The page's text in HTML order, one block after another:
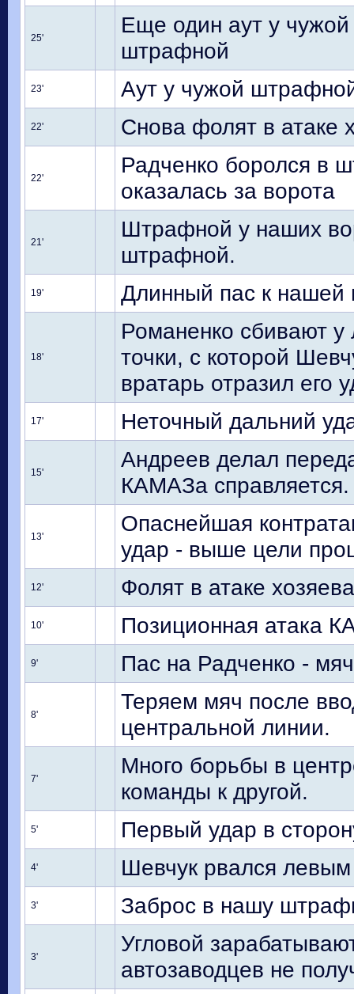
25'
Еще один аут у
штрафной
23' Аут у чужой
22' Снова фолят в атаке
22'
Радченко боролся в
оказалась за ворота
21'
Штрафной у наших
штрафной.
19' Длинный пас к нашей
18'
Романенко сбивают
точки, с которой
вратарь отразил его
17' Неточный дальний
15'
Андреев делал
КАМАЗа справляется.
13'
Опаснейшая
удар - выше цели
12' Фолят в атаке
10' Позиционная атака
9' Пас на Радченко -
8'
Теряем мяч после
центральной линии.
7'
Много борьбы в
команды к другой.
5' Первый удар в
4' Шевчук рвался
3' Заброс в нашу
3'
Угловой
автозаводцев не